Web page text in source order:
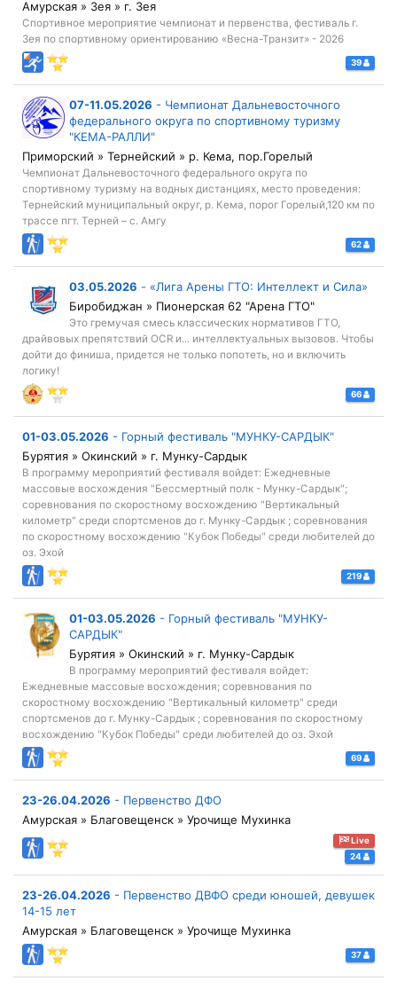
Амурская » Зея » г. Зея
Спортивное мероприятие чемпионат и первенства, фестиваль г.
Зея по спортивному ориентированию «Весна-Транзит» - 2026
39
07-11.05.2026 - Чемпионат Дальневосточного
федерального округа по спортивному туризму
"КЕМА-РАЛЛИ"
Приморский » Тернейский » р. Кема, пор.Горелый
Чемпионат Дальневосточного федерального округа по
спортивному туризму на водных дистанциях, место проведения:
Тернейский муниципальный округ, р. Кема, порог Горелый,120 км по
трассе пгт. Терней – с. Амгу
62
03.05.2026 - «Лига Арены ГТО: Интеллект и Сила»
Биробиджан » Пионерская 62 "Арена ГТО"
Это гремучая смесь классических нормативов ГТО,
драйвовых препятствий OCR и... интеллектуальных вызовов. Чтобы
дойти до финиша, придется не только попотеть, но и включить
логику!
66
01-03.05.2026 - Горный фестиваль "МУНКУ-САРДЫК"
Бурятия » Окинский » г. Мунку-Сардык
В программу мероприятий фестиваля войдет: Ежедневные
массовые восхождения "Бессмертный полк - Мунку-Сардык";
соревнования по скоростному восхождению "Вертикальный
километр" среди спортсменов до г. Мунку-Сардык ; соревнования
по скоростному восхождению "Кубок Победы" среди любителей до
оз. Эхой
219
01-03.05.2026 - Горный фестиваль "МУНКУ-
САРДЫК"
Бурятия » Окинский » г. Мунку-Сардык
В программу мероприятий фестиваля войдет:
Ежедневные массовые восхождения; соревнования по
скоростному восхождению "Вертикальный километр" среди
спортсменов до г. Мунку-Сардык ; соревнования по скоростному
восхождению "Кубок Победы" среди любителей до оз. Эхой
69
23-26.04.2026 - Первенство ДФО
Амурская » Благовещенск » Урочище Мухинка
Live
24
23-26.04.2026 - Первенство ДВФО среди юношей, девушек
14-15 лет
Амурская » Благовещенск » Урочище Мухинка
37